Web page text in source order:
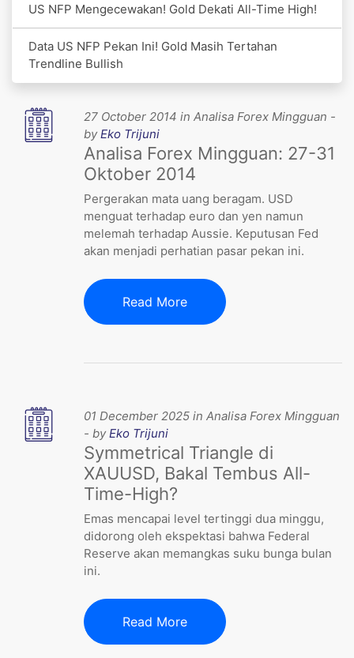
US NFP Mengecewakan! Gold Dekati All-Time High!
Data US NFP Pekan Ini! Gold Masih Tertahan
Trendline Bullish
27 October 2014 in Analisa Forex Mingguan -
byEko Trijuni
Analisa Forex Mingguan: 27-31
Oktober 2014
Pergerakan mata uang beragam. USD
menguat terhadap euro dan yen namun
melemah terhadap Aussie. Keputusan Fed
akan menjadi perhatian pasar pekan ini.
Read More
01 December 2025 in Analisa Forex Mingguan
- byEko Trijuni
Symmetrical Triangle di
XAUUSD, Bakal Tembus All-
Time-High?
Emas mencapai level tertinggi dua minggu,
didorong oleh ekspektasi bahwa Federal
Reserve akan memangkas suku bunga bulan
ini.
Read More